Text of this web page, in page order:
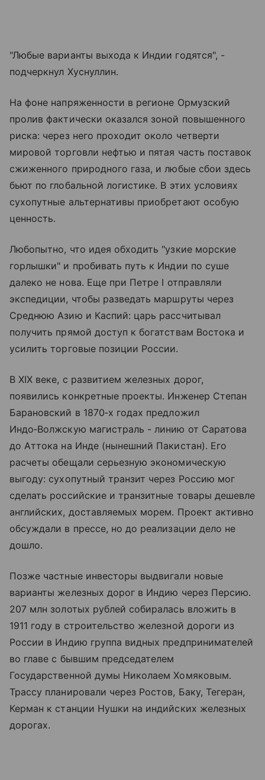
"Любые варианты выхода к Индии годятся", -
подчеркнул Хуснуллин.
На фоне напряженности в регионе Ормузский
пролив фактически оказался зоной повышенного
риска: через него проходит около четверти
мировой торговли нефтью и пятая часть поставок
сжиженного природного газа, и любые сбои здесь
бьют по глобальной логистике. В этих условиях
сухопутные альтернативы приобретают особую
ценность.
Любопытно, что идея обходить "узкие морские
горлышки" и пробивать путь к Индии по суше
далеко не нова. Еще при Петре I отправляли
экспедиции, чтобы разведать маршруты через
Среднюю Азию и Каспий: царь рассчитывал
получить прямой доступ к богатствам Востока и
усилить торговые позиции России.
В XIX веке, с развитием железных дорог,
появились конкретные проекты. Инженер Степан
Барановский в 1870‑х годах предложил
Индо‑Волжскую магистраль - линию от Саратова
до Аттока на Инде (нынешний Пакистан). Его
расчеты обещали серьезную экономическую
выгоду: сухопутный транзит через Россию мог
сделать российские и транзитные товары дешевле
английских, доставляемых морем. Проект активно
обсуждали в прессе, но до реализации дело не
дошло.
Позже частные инвесторы выдвигали новые
варианты железных дорог в Индию через Персию.
207 млн золотых рублей собиралась вложить в
1911 году в строительство железной дороги из
России в Индию группа видных предпринимателей
во главе с бывшим председателем
Государственной думы Николаем Хомяковым.
Трассу планировали через Ростов, Баку, Тегеран,
Керман к станции Нушки на индийских железных
дорогах.